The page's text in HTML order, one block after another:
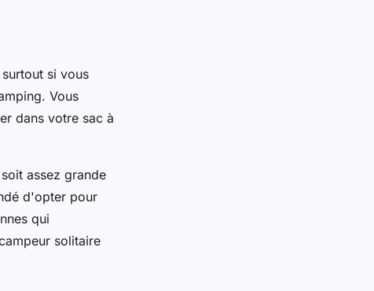
si vous
Vous
dans votre sac à
assez grande
d'opter pour
qui
solitaire